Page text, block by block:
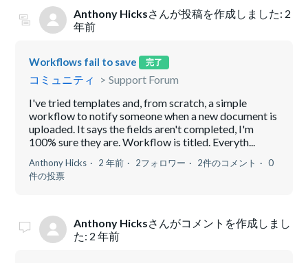
Anthony Hicksさんが投稿を作成しました: 2
年前
Workflows fail to save 完了
コミュニティ
Support Forum
I've tried templates and, from scratch, a simple
workflow to notify someone when a new document is
uploaded. It says the fields aren't completed, I'm
100% sure they are. Workflow is titled. Everyth...
Anthony Hicks 2 年前 2フォロワー 2件のコメント
0
件の投票
Anthony Hicksさんがコメントを作成しまし
た: 2 年前